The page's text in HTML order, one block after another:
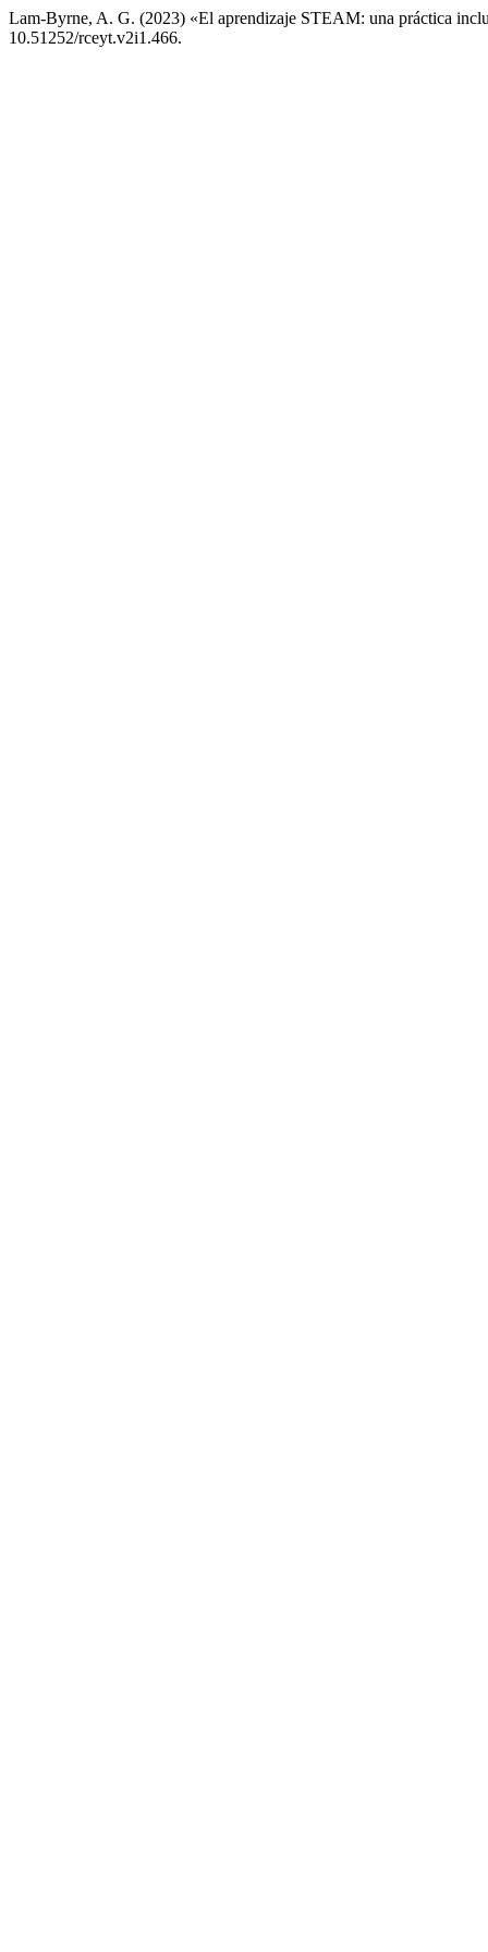
Lam-Byrne, A. G. (2023) «El aprendizaje STEAM: una práctica
10.51252/rceyt.v2i1.466.